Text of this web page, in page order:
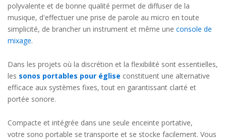
polyvalente et de bonne qualité permet de diffuser de la
musique, d'effectuer une prise de parole au micro en toute
simplicité, de brancher un instrument et même une console de
mixage.
Dans les projets où la discrétion et la flexibilité sont essentielles,
les sonos portables pour église constituent une alternative
efficace aux systèmes fixes, tout en garantissant clarté et
portée sonore.
Compacte et intégrée dans une seule enceinte portative,
votre sono portable se transporte et se stocke facilement. Vous